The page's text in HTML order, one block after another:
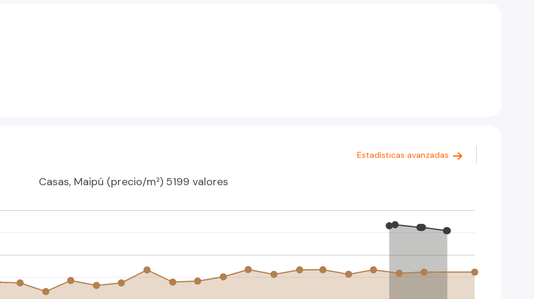
Casas, Maipú (precio/m²) 5199 valores
Estadísticas avanzadas